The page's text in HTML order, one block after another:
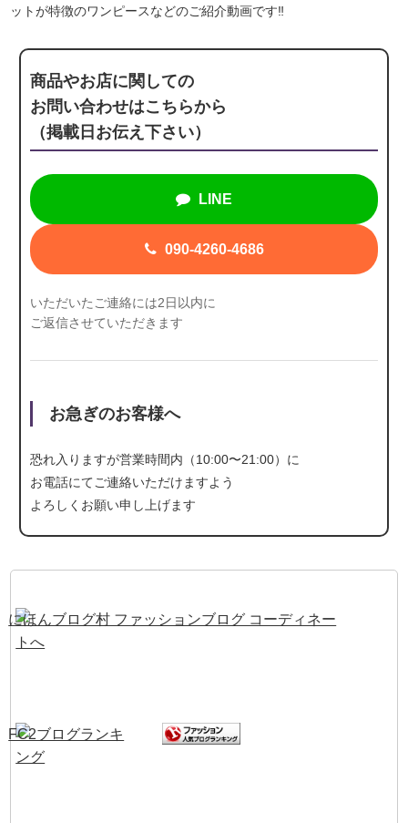
ットが特徴のワンピースなどのご紹介動画です‼︎
商品やお店に関しての
お問い合わせはこちらから
（掲載日お伝え下さい）
LINE
090-4260-4686
いただいたご連絡には2日以内に
ご返信させていただきます
お急ぎのお客様へ
恐れ入りますが営業時間内（10:00〜21:00）に
お電話にてご連絡いただけますよう
よろしくお願い申し上げます